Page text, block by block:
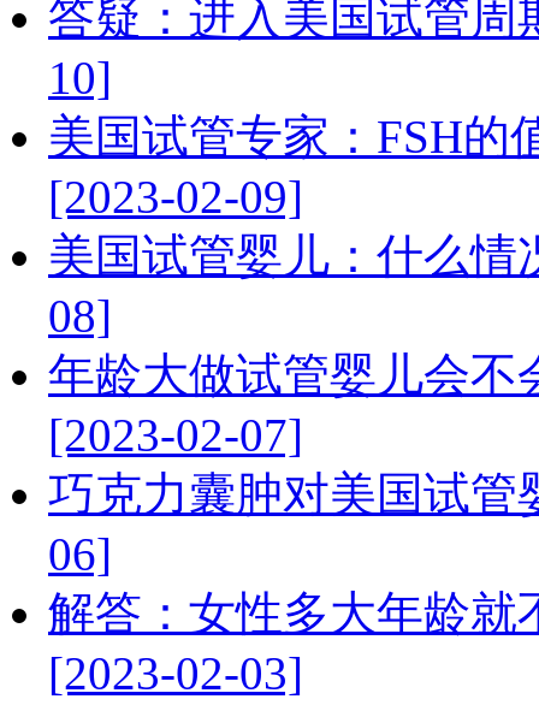
答疑：进入美国试管周
10]
美国试管专家：FSH的
[2023-02-09]
美国试管婴儿：什么情
08]
年龄大做试管婴儿会不
[2023-02-07]
巧克力囊肿对美国试管
06]
解答：女性多大年龄就
[2023-02-03]